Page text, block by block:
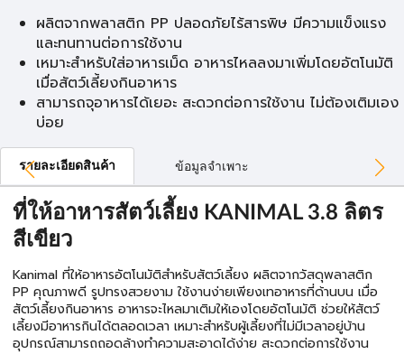
ผลิตจากพลาสติก PP ปลอดภัยไร้สารพิษ มีความแข็งแรง
และทนทานต่อการใช้งาน
เหมาะสำหรับใส่อาหารเม็ด อาหารไหลลงมาเพิ่มโดยอัตโนมัติ
เมื่อสัตว์เลี้ยงกินอาหาร
สามารถจุอาหารได้เยอะ สะดวกต่อการใช้งาน ไม่ต้องเติมเอง
บ่อย
รายละเอียดสินค้า ข้อมูลจำเพาะ
ที่ให้อาหารสัตว์เลี้ยง KANIMAL 3.8 ลิตร
สีเขียว
Kanimal ที่ให้อาหารอัตโนมัติสำหรับสัตว์เลี้ยง ผลิตจากวัสดุพลาสติก
PP คุณภาพดี รูปทรงสวยงาม ใช้งานง่ายเพียงเทอาหารที่ด้านบน เมื่อ
สัตว์เลี้ยงกินอาหาร อาหารจะไหลมาเติมให้เองโดยอัตโนมัติ ช่วยให้สัตว์
เลี้ยงมีอาหารกินได้ตลอดเวลา เหมาะสำหรับผู้เลี้ยงที่ไม่มีเวลาอยู่บ้าน
อุปกรณ์สามารถถอดล้างทำความสะอาดได้ง่าย สะดวกต่อการใช้งาน